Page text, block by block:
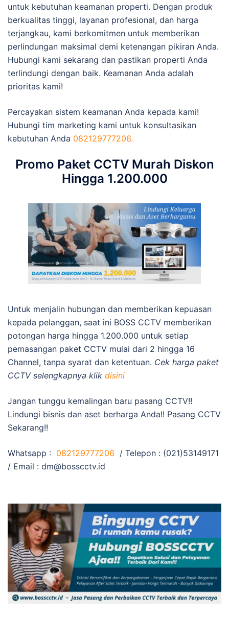
untuk kebutuhan keamanan properti. Dengan produk
berkualitas tinggi, layanan profesional, dan harga
terjangkau, kami berkomitmen untuk memberikan
perlindungan maksimal demi ketenangan pikiran Anda.
Hubungi kami sekarang dan pastikan properti Anda
terlindungi dengan baik. Keamanan Anda adalah
prioritas kami!
Percayakan sistem keamanan Anda kepada kami!
Hubungi tim marketing kami untuk konsultasikan
kebutuhan Anda 082129777206.
Promo Paket CCTV Murah Diskon
Hingga 1.200.000
Untuk menjalin hubungan dan memberikan kepuasan
kepada pelanggan, saat ini BOSS CCTV memberikan
potongan harga hingga 1.200.000 untuk setiap
pemasangan paket CCTV mulai dari 2 hingga 16
Channel, tanpa syarat dan ketentuan. Cek harga paket
CCTV selengkapnya klik disini
Jangan tunggu kemalingan baru pasang CCTV!!
Lindungi bisnis dan aset berharga Anda!! Pasang CCTV
Sekarang!!
Whatsapp : 082129777206 / Telepon : (021)53149171
/ Email : dm@bosscctv.id